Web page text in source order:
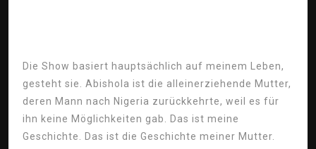
Die Show basiert hauptsächlich auf meinem Leben,
gesteht sie. Abishola ist die alleinerziehende Mutter,
deren Mann nach Nigeria zurückkehrte, weil es für
ihn keine Möglichkeiten gab. Das ist meine
Geschichte. Das ist die Geschichte meiner Mutter.